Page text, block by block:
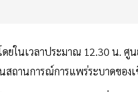
ยในเวลาประมาณ 12.30 น.
สถานการณ์การแพร่ระบาดของ